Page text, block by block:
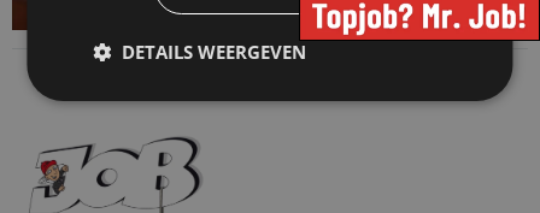
28 juli 2026
DETAILS WEERGEVEN